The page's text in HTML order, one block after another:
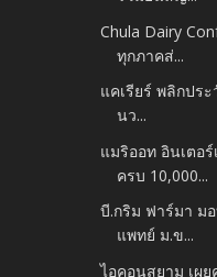
Chula Dairy
ทุกภาคส่...
แคเรียร์ พลิกประ
นว...
แมริออท อินเตอ
ครบ 10,000...
บี.กริม ฟาร์มา ม
แพทย์ ม.ข...
ไอคอนสยาม เผ